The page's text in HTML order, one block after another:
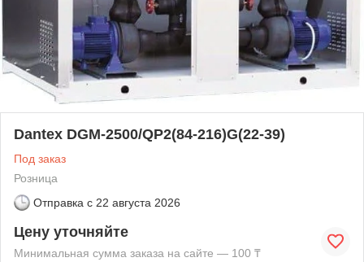
Dantex DGM-2500/QP2(84-216)G(22-39)
Под заказ
Розница
Отправка с 22 августа 2026
Цену уточняйте
Минимальная сумма заказа на сайте — 100 ₸